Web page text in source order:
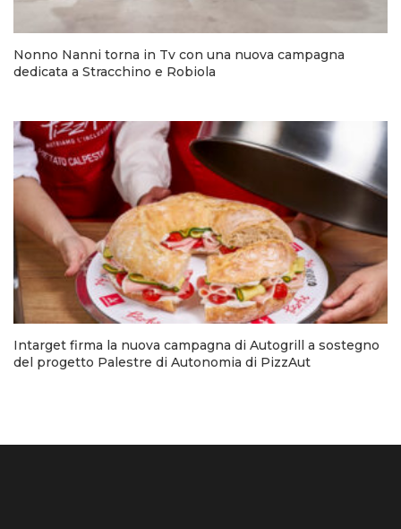
Nonno Nanni torna in Tv con una nuova campagna
dedicata a Stracchino e Robiola
Intarget firma la nuova campagna di Autogrill a sostegno
del progetto Palestre di Autonomia di PizzAut